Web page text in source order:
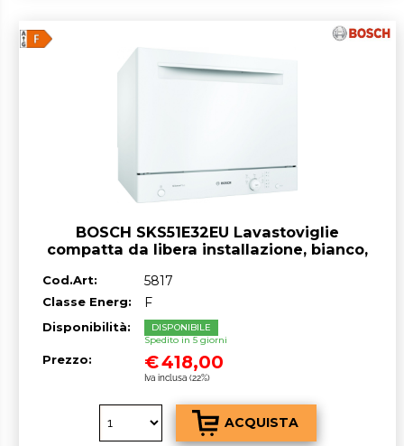
BOSCH SKS51E32EU Lavastoviglie
compatta da libera installazione, bianco,
Cod.Art: 5817
Classe Energ: F
Disponibilità:
DISPONIBILE
Spedito in 5 giorni
Prezzo: €418,00
Iva inclusa (22%)